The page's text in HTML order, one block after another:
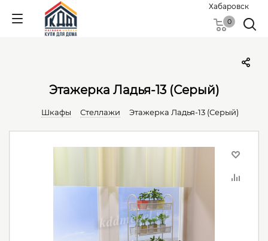
Хабаровск
0
Этажерка Ладья-13 (Серый)
Шкафы Стеллажи Этажерка Ладья-13 (Серый)